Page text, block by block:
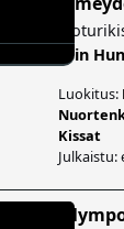
Erin
Luokitus:
Kissat
Julkaistu: